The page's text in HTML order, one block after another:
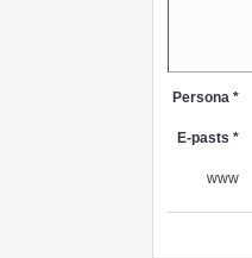
Persona *
E-pasts *
www